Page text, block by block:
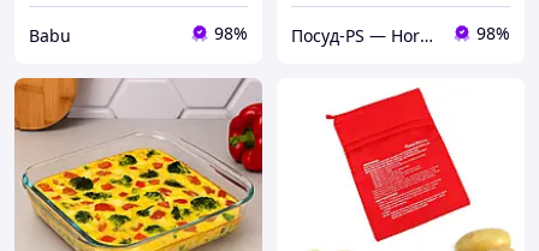
Babu 98% Посуд-PS — Horeca Посуда Подарки 98%